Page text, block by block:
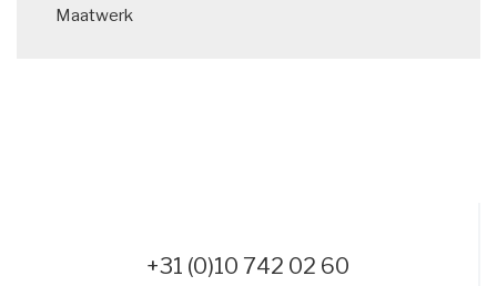
Maatwerk
+31 (0)10 742 02 60